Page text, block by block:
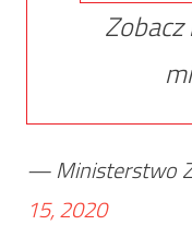
— Ministerstwo
15, 2020